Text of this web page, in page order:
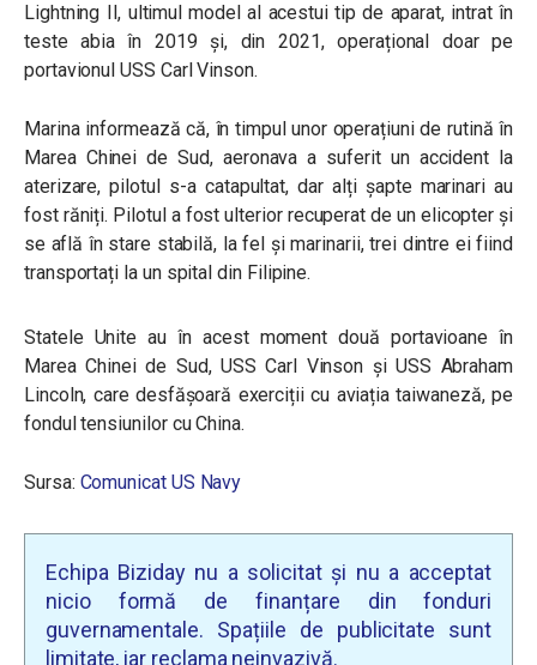
Lightning II, ultimul model al acestui tip de aparat, intrat în
teste abia în 2019 și, din 2021, operațional doar pe
portavionul USS Carl Vinson.
Marina informează că, în timpul unor operațiuni de rutină în
Marea Chinei de Sud, aeronava a suferit un accident la
aterizare, pilotul s-a catapultat, dar alți șapte marinari au
fost răniți. Pilotul a fost ulterior recuperat de un elicopter și
se află în stare stabilă, la fel și marinarii, trei dintre ei fiind
transportați la un spital din Filipine.
Statele Unite au în acest moment două portavioane în
Marea Chinei de Sud, USS Carl Vinson și USS Abraham
Lincoln, care desfășoară exerciții cu aviația taiwaneză, pe
fondul tensiunilor cu China.
Sursa: Comunicat US Navy
Echipa Biziday nu a solicitat și nu a acceptat
nicio formă de finanțare din fonduri
guvernamentale. Spațiile de publicitate sunt
limitate, iar reclama neinvazivă.